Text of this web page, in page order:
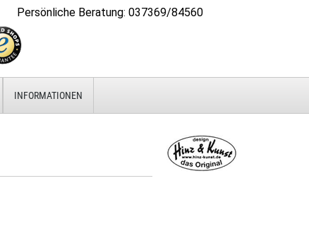
Persönliche Beratung: 037369/84560
INFORMATIONEN